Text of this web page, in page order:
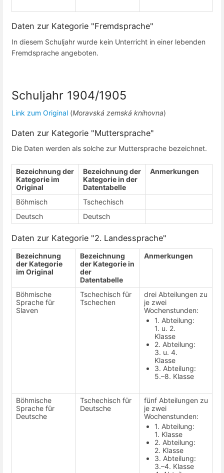
Daten zur Kategorie "Fremdsprache"
In diesem Schuljahr wurde kein Unterricht in einer lebenden
Fremdsprache angeboten.
Schuljahr 1904/1905
Link zum Original (Moravská zemská knihovna)
Daten zur Kategorie "Muttersprache"
Die Daten werden als solche zur Muttersprache bezeichnet.
Bezeichnung der
Kategorie im
Original
Bezeichnung der
Kategorie in der
Datentabelle
Anmerkungen
Böhmisch
Tschechisch
Deutsch
Deutsch
Daten zur Kategorie "2. Landessprache"
Bezeichnung
der Kategorie
im Original
Bezeichnung
der Kategorie in
der
Datentabelle
Anmerkungen
Böhmische
Sprache für
Slaven
Tschechisch für
Tschechen
drei Abteilungen zu
je zwei
Wochenstunden:
1. Abteilung:
1. u. 2.
Klasse
2. Abteilung:
3. u. 4.
Klasse
3. Abteilung:
5.–8. Klasse
Böhmische
Sprache für
Deutsche
Tschechisch für
Deutsche
fünf Abteilungen zu
je zwei
Wochenstunden:
1. Abteilung:
1. Klasse
2. Abteilung:
2. Klasse
3. Abteilung:
3.–4. Klasse